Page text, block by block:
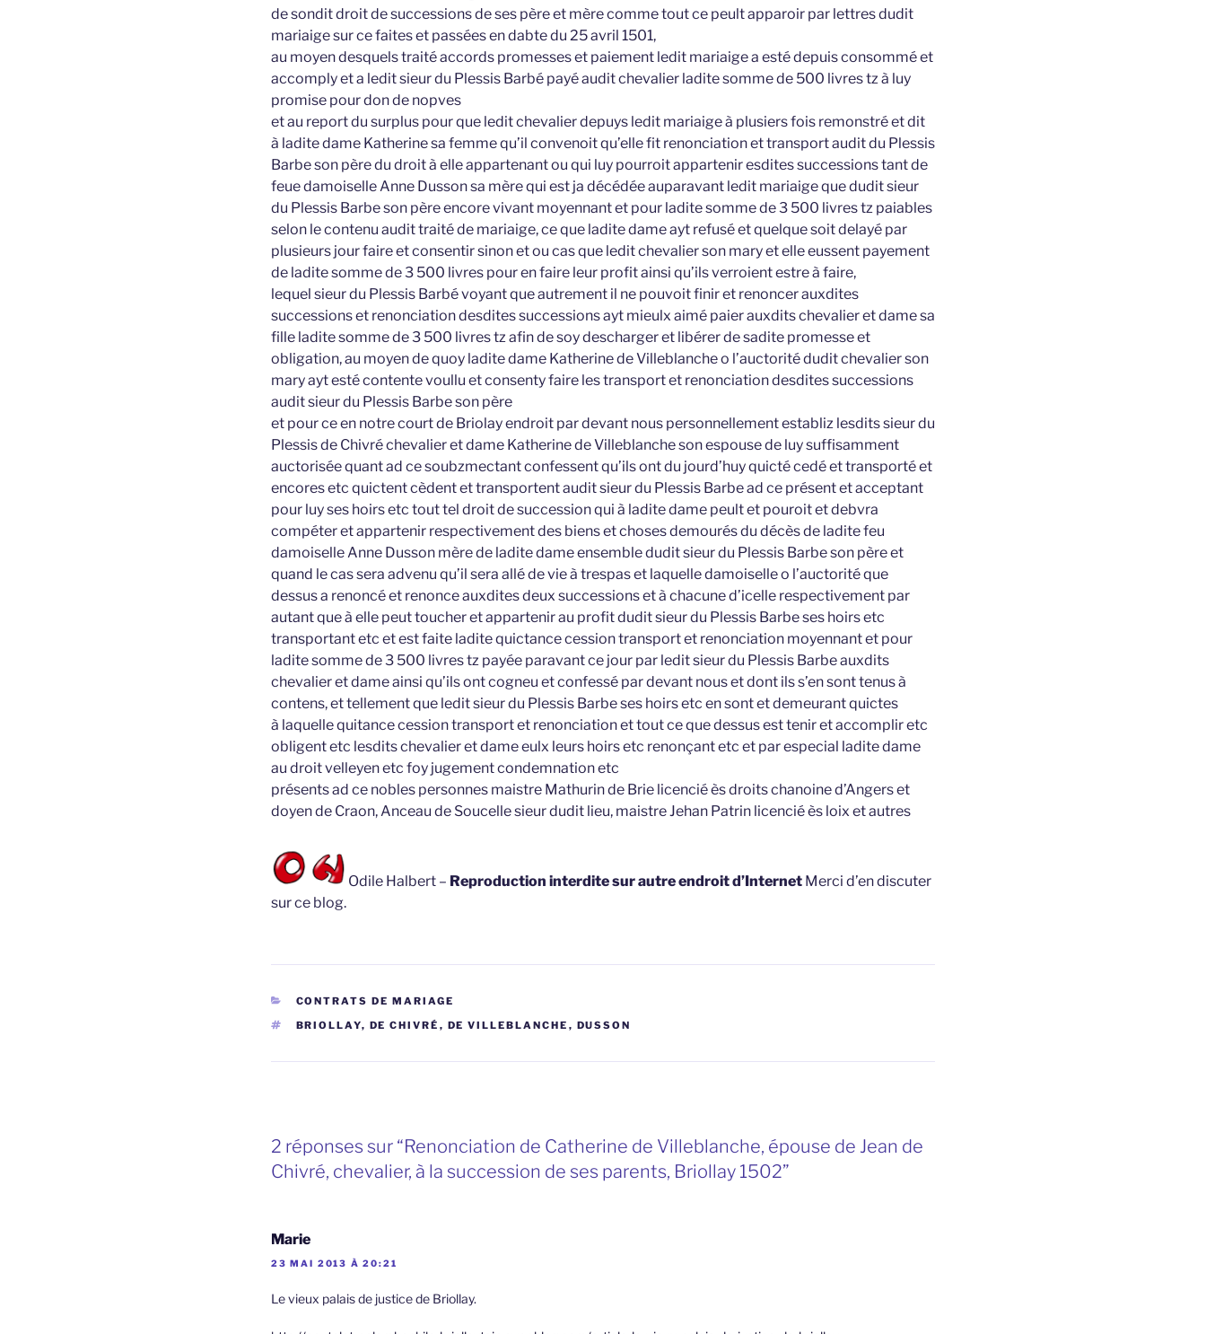
de sondit droit de successions de ses père et mère comme tout ce peult apparoir par lettres dudit
mariaige sur ce faites et passées en dabte du 25 avril 1501,
au moyen desquels traité accords promesses et paiement ledit mariaige a esté depuis consommé et
accomply et a ledit sieur du Plessis Barbé payé audit chevalier ladite somme de 500 livres tz à luy
promise pour don de nopves
et au report du surplus pour que ledit chevalier depuys ledit mariaige à plusiers fois remonstré et dit
à ladite dame Katherine sa femme qu’il convenoit qu’elle fit renonciation et transport audit du Plessis
Barbe son père du droit à elle appartenant ou qui luy pourroit appartenir esdites successions tant de
feue damoiselle Anne Dusson sa mère qui est ja décédée auparavant ledit mariaige que dudit sieur
du Plessis Barbe son père encore vivant moyennant et pour ladite somme de 3 500 livres tz paiables
selon le contenu audit traité de mariaige, ce que ladite dame ayt refusé et quelque soit delayé par
plusieurs jour faire et consentir sinon et ou cas que ledit chevalier son mary et elle eussent payement
de ladite somme de 3 500 livres pour en faire leur profit ainsi qu’ils verroient estre à faire,
lequel sieur du Plessis Barbé voyant que autrement il ne pouvoit finir et renoncer auxdites
successions et renonciation desdites successions ayt mieulx aimé paier auxdits chevalier et dame sa
fille ladite somme de 3 500 livres tz afin de soy descharger et libérer de sadite promesse et
obligation, au moyen de quoy ladite dame Katherine de Villeblanche o l’auctorité dudit chevalier son
mary ayt esté contente voullu et consenty faire les transport et renonciation desdites successions
audit sieur du Plessis Barbe son père
et pour ce en notre court de Briolay endroit par devant nous personnellement establiz lesdits sieur du
Plessis de Chivré chevalier et dame Katherine de Villeblanche son espouse de luy suffisamment
auctorisée quant ad ce soubzmectant confessent qu’ils ont du jourd’huy quicté cedé et transporté et
encores etc quictent cèdent et transportent audit sieur du Plessis Barbe ad ce présent et acceptant
pour luy ses hoirs etc tout tel droit de succession qui à ladite dame peult et pouroit et debvra
compéter et appartenir respectivement des biens et choses demourés du décès de ladite feu
damoiselle Anne Dusson mère de ladite dame ensemble dudit sieur du Plessis Barbe son père et
quand le cas sera advenu qu’il sera allé de vie à trespas et laquelle damoiselle o l’auctorité que
dessus a renoncé et renonce auxdites deux successions et à chacune d’icelle respectivement par
autant que à elle peut toucher et appartenir au profit dudit sieur du Plessis Barbe ses hoirs etc
transportant etc et est faite ladite quictance cession transport et renonciation moyennant et pour
ladite somme de 3 500 livres tz payée paravant ce jour par ledit sieur du Plessis Barbe auxdits
chevalier et dame ainsi qu’ils ont cogneu et confessé par devant nous et dont ils s’en sont tenus à
contens, et tellement que ledit sieur du Plessis Barbe ses hoirs etc en sont et demeurant quictes
à laquelle quitance cession transport et renonciation et tout ce que dessus est tenir et accomplir etc
obligent etc lesdits chevalier et dame eulx leurs hoirs etc renonçant etc et par especial ladite dame
au droit velleyen etc foy jugement condemnation etc
présents ad ce nobles personnes maistre Mathurin de Brie licencié ès droits chanoine d’Angers et
doyen de Craon, Anceau de Soucelle sieur dudit lieu, maistre Jehan Patrin licencié ès loix et autres
Odile Halbert – Reproduction interdite sur autre endroit d’Internet Merci d’en discuter
sur ce blog.
CATÉGORIES
CONTRATS DE MARIAGE
ÉTIQUETTES
BRIOLLAY, DE CHIVRÉ , DE VILLEBLANCHE , DUSSON
2 réponses sur “Renonciation de Catherine de Villeblanche, épouse de Jean de
Chivré, chevalier, à la succession de ses parents, Briollay 1502”
Marie
23 MAI 2013 À 20:21
Le vieux palais de justice de Briollay.